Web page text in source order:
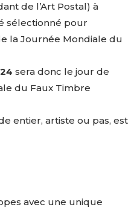
de l’Art Postal) à
sélectionné pour
la Journée Mondiale du
sera donc le jour de
du Faux Timbre
entier, artiste ou pas, est
avec une unique